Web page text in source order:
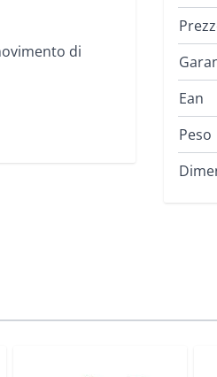
di
Ean
Peso